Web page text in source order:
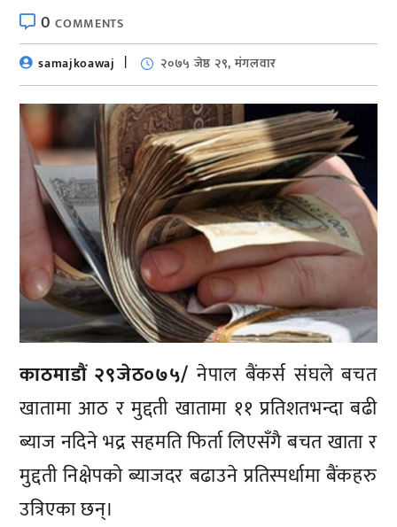
0COMMENTS
samajkoawaj
२०७५ जेष्ठ २९, मंगलवार
काठमाडौं २९जेठ०७५/ नेपाल बैंकर्स संघले बचत
खातामा आठ र मुद्दती खातामा ११ प्रतिशतभन्दा बढी
ब्याज नदिने भद्र सहमति फिर्ता लिएसँगै बचत खाता र
मुद्दती निक्षेपको ब्याजदर बढाउने प्रतिस्पर्धामा बैंकहरु
उत्रिएका छन्।